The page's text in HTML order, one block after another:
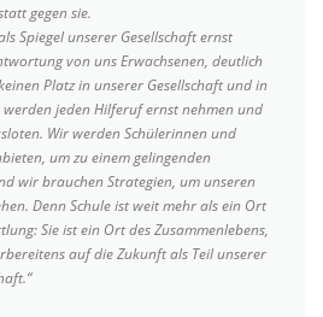
gegen sie.
Spiegel unserer Gesellschaft ernst
von uns Erwachsenen, deutlich
Platz in unserer Gesellschaft und in
jeden Hilferuf ernst nehmen und
Wir werden Schülerinnen und
um zu einem gelingenden
wir brauchen Strategien, um unseren
Denn Schule ist weit mehr als ein Ort
Sie ist ein Ort des Zusammenlebens,
auf die Zukunft als Teil unserer